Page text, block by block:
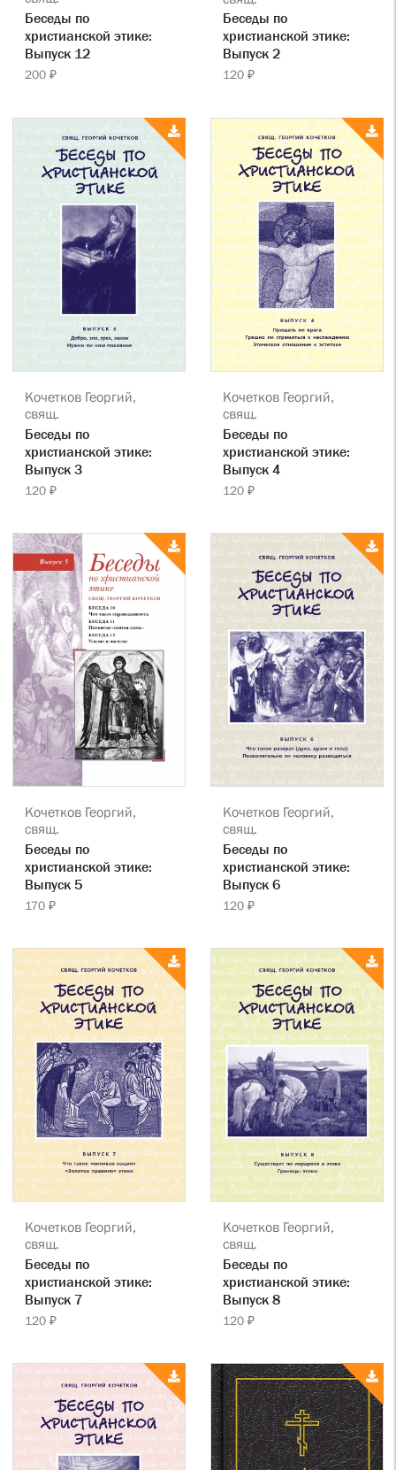
Беседы по
христианской этике:
Выпуск 12
200 ₽
Беседы по
христианской этике:
Выпуск 2
120 ₽
Кочетков Георгий,
свящ.
Беседы по
христианской этике:
Выпуск 3
120 ₽
Кочетков Георгий,
свящ.
Беседы по
христианской этике:
Выпуск 4
120 ₽
Кочетков Георгий,
свящ.
Беседы по
христианской этике:
Выпуск 5
170 ₽
Кочетков Георгий,
свящ.
Беседы по
христианской этике:
Выпуск 6
120 ₽
Кочетков Георгий,
свящ.
Беседы по
христианской этике:
Выпуск 7
120 ₽
Кочетков Георгий,
свящ.
Беседы по
христианской этике:
Выпуск 8
120 ₽